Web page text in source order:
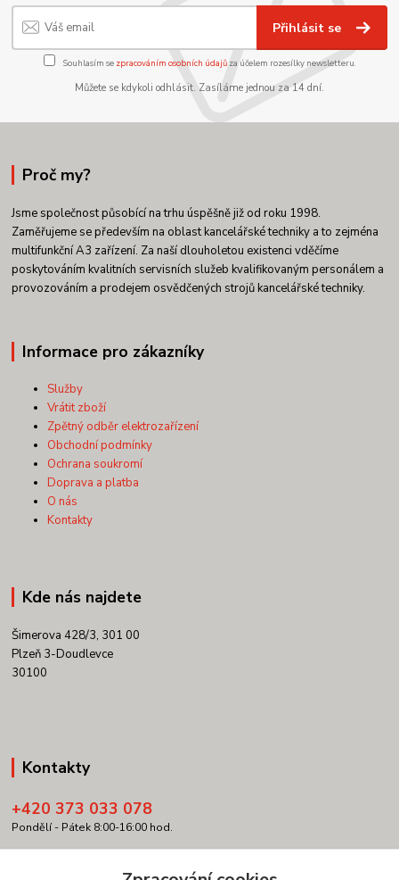
Přihlásit se
Souhlasím se zpracováním osobních údajůza účelem rozesílky newsletteru.
Můžete se kdykoli odhlásit. Zasíláme jednou za 14 dní.
Proč my?
Jsme společnost působící na trhu úspěšně již od roku 1998.
Zaměřujeme se především na oblast kancelářské techniky a to zejména
multifunkční A3 zařízení. Za naší dlouholetou existenci vděčíme
poskytováním kvalitních servisních služeb kvalifikovaným personálem a
provozováním a prodejem osvědčených strojů kancelářské techniky.
Informace pro zákazníky
Služby
Vrátit zboží
Zpětný odběr elektrozařízení
Obchodní podmínky
Ochrana soukromí
Doprava a platba
O nás
Kontakty
Kde nás najdete
Šimerova 428/3, 301 00
Plzeň 3-Doudlevce
30100
Kontakty
+420 373 033 078
Pondělí - Pátek 8:00-16:00 hod.